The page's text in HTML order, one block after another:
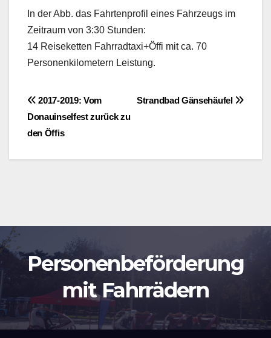
In der Abb. das Fahrtenprofil eines Fahrzeugs im
Zeitraum von 3:30 Stunden:
14 Reiseketten Fahrradtaxi+Öffi mit ca. 70
Personenkilometern Leistung.
Beitragsnavigation
Strandbad Gänsehäufel
2017-2019: Vom
Donauinselfest zurück zu
den Öffis
Personenbeförderung
mit Fahrrädern